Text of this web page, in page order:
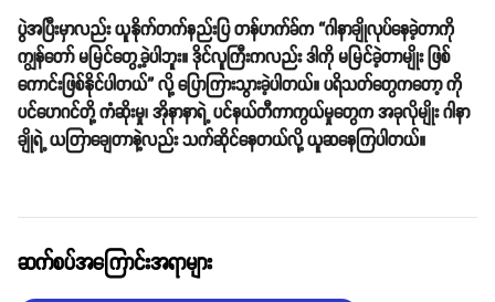
ပွဲအပြီးမှာလည်း ယူနိုက်တက်နည်းပြ တန်ဟက်ခ်က “ဂါနာချိုလုပ်နေခဲ့တာကို
ကျွန်တော် မမြင်တွေ့ခဲ့ပါဘူး။ ဒိုင်လူကြီးကလည်း ဒါကို မမြင်ခဲ့တာမျိုး ဖြစ်
ကောင်းဖြစ်နိုင်ပါတယ်” လို့ ပြောကြားသွားခဲ့ပါတယ်။ ပရိသတ်တွေကတော့ ကို
ပင်ဟေဂင်တို့ ကံဆိုးမှု၊ အိုနာနာရဲ့ ပင်နယ်တီကာကွယ်မှုတွေက အခုလိုမျိုး ဂါနာ
ချိုရဲ့ ယတြာချေတာနဲ့လည်း သက်ဆိုင်နေတယ်လို့ ယူဆနေကြပါတယ်။
ဆက်စပ်အကြောင်းအရာများ